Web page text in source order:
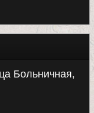
Больничная,